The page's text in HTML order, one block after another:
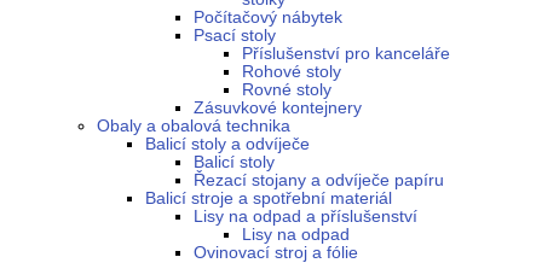
Počítačový nábytek
Psací stoly
Příslušenství pro kanceláře
Rohové stoly
Rovné stoly
Zásuvkové kontejnery
Obaly a obalová technika
Balicí stoly a odvíječe
Balicí stoly
Řezací stojany a odvíječe papíru
Balicí stroje a spotřební materiál
Lisy na odpad a příslušenství
Lisy na odpad
Ovinovací stroj a fólie